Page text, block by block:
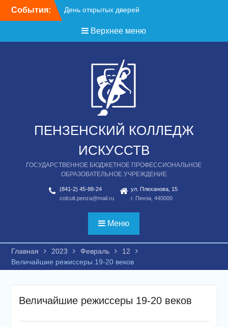
События: День открытых дверей
Верхнее меню
ПЕНЗЕНСКИЙ КОЛЛЕДЖ
ИСКУССТВ
ГОСУДАРСТВЕННОЕ БЮДЖЕТНОЕ ПРОФЕССИОНАЛЬНОЕ
ОБРАЗОВАТЕЛЬНОЕ УЧРЕЖДЕНИЕ
(841-2) 45-88-24
colcult.penza@mail.ru
ул. Плеханова, 15
г. Пенза, 440000
Меню
Главная 2023 Февраль
12
Величайшие режиссеры 19-20 веков
Величайшие режиссеры 19-20 веков